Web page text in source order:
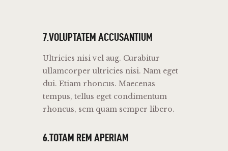
7.VOLUPTATEM ACCUSANTIUM
Ultricies nisi vel aug. Curabitur
ullamcorper ultricies nisi. Nam eget
dui. Etiam rhoncus. Maecenas
tempus, tellus eget condimentum
rhoncus, sem quam semper libero.
6.TOTAM REM APERIAM